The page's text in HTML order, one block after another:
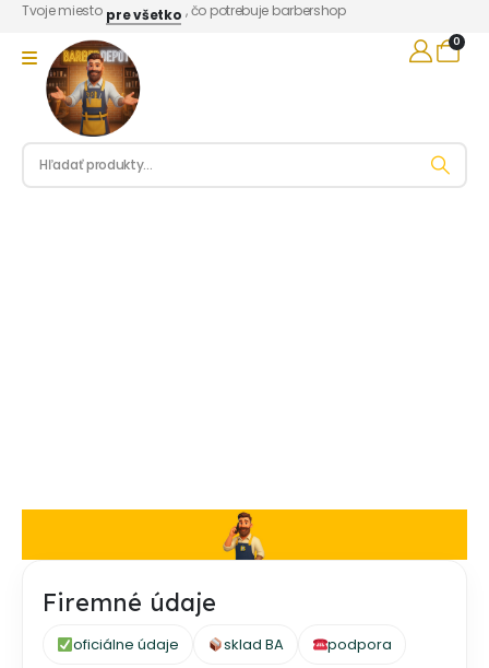
Tvoje miesto pre všetko , čo potrebuje barbershop
0
Firemné údaje
oficiálne údaje sklad BA podpora